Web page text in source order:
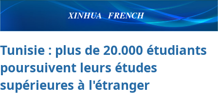
XINHUA FRENCH
Tunisie : plus de 20.000 étudiants
poursuivent leurs études
supérieures à l'étranger